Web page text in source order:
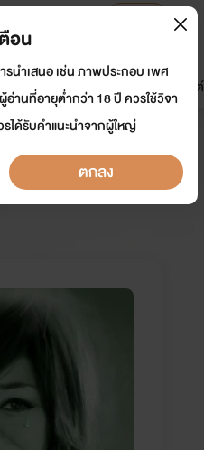
การ์ตูน
มาใหม่
ดรีมแชท ธัญลิสต์
อน
นำเสนอ เช่น ภาพประกอบ เพศ
านที่อายุต่ำกว่า 18 ปี ควรใช้วิจา
ได้รับคำแนะนำจากผู้ใหญ่
ตกลง